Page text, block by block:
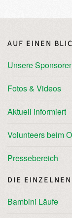
AUF EINEN
Unsere
Fotos & Videos
Aktuell informiert
Volunteers beim
Pressebereich
DIE
Bambini Läufe